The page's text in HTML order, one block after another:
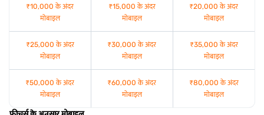
₹10,000 के अंदर
मोबाइल
₹15,000 के अंदर
मोबाइल
₹20,000 के अंदर
मोबाइल
₹25,000 के अंदर
मोबाइल
₹30,000 के अंदर
मोबाइल
₹35,000 के अंदर
मोबाइल
₹50,000 के अंदर
मोबाइल
₹60,000 के अंदर
मोबाइल
₹80,000 के अंदर
मोबाइल